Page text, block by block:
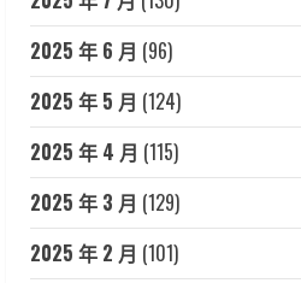
2025 年 6 月 (96)
2025 年 5 月 (124)
2025 年 4 月 (115)
2025 年 3 月 (129)
2025 年 2 月 (101)